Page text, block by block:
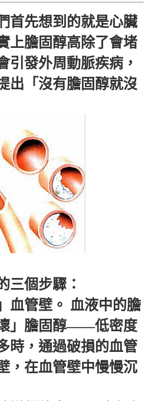
首先想到的就是心臟
上膽固醇高除了會堵
引發外周動脈疾病，
出「沒有膽固醇就沒
三個步驟：
血管壁。 血液中的膽
」膽固醇——低密度
時，通過破損的血管
，在血管壁中慢慢沉